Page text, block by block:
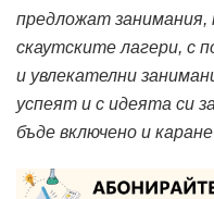
предложат занимания,
скаутските лагери, с
и увлекателни
успеят и с идеята си
бъде включено и